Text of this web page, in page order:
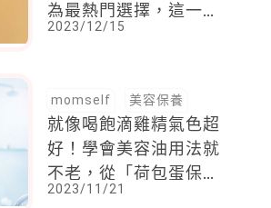
為最熱門選擇，這一款
擦完讓妳瞬間擁有好命
2023/12/15
momself 美容保養
就像喝飽滴雞精氣色超
好！學會美容油用法就
不老，從「荷包蛋保養
法」創造自己的專屬
2023/11/21